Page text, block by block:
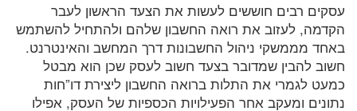
עסקים רבים חוששים לעשות את הצעד הראשון לעבר
הקדמה, לעזוב את רואה החשבון שלהם ולהתחיל להשתמש
באחד מממשקי ניהול החשבונות דרך המחשב והאינטרנט.
חשוב להבין שמדובר בצעד חשוב לעסק שכן הוא מבטל
כמעט לגמרי את התלות ברואה החשבון ליצירת דו”חות
נתונים ומעקב אחר הפעילויות הכספיות של העסק, אפילו